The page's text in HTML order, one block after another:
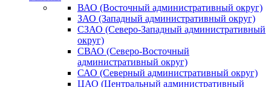
ВАО (Восточный административный округ)
ЗАО (Западный административный округ)
СЗАО (Северо-Западный административный
округ)
СВАО (Северо-Восточный
административный округ)
САО (Северный административный округ)
ЦАО (Центральный административный